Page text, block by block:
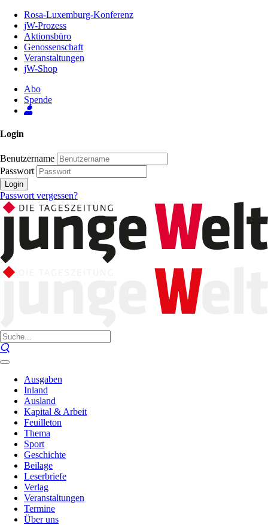
Inhalt
Seite
Rosa-Luxemburg-Konferenz
jW-Prozess
Aktionsbüro
Genossenschaft
Veranstaltungen
jW-Shop
Abo
Spende
Login
Benutzername
Passwort
Login
Passwort vergessen?
Ausgaben
Inland
Ausland
Kapital & Arbeit
Feuilleton
Thema
Sport
Geschichte
Beilage
Leserbriefe
Verlag
Veranstaltungen
Termine
Über uns